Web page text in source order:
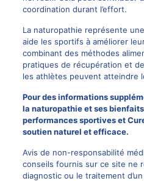
coordination durant l’effort.
La naturopathie représente
aide les sportifs à améliorer
combinant des méthodes
pratiques de récupération et
les athlètes peuvent atteindre
Pour des informations
la naturopathie et ses
performances sportiveset
soutien naturel et efficace.
Avis de non-responsabilité
conseils fournis sur ce site ne
diagnostic ou le traitement